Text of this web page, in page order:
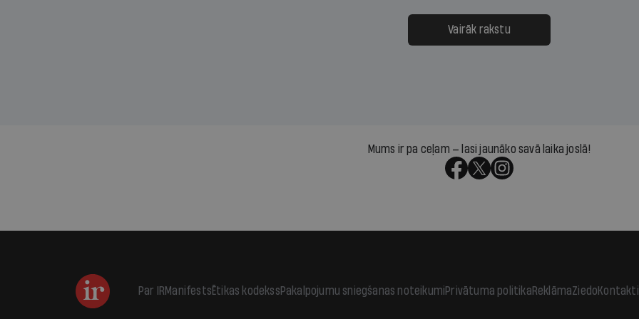
samaksāt augstos procentus,
kas jāpārskaita jau trīs dienas
pirms nākamās sapulces
uzcītīga darba, mammas
atbalsts un drosme
meteovērojumus arī tad,
Vairāk rakstu
Mums ir pa ceļam — lasi jaunāko savā laika joslā!
Par IRManifestsĒtikas kodekssPakalpojumu sniegšanas noteikumiPrivātuma politikaReklāmaZiedoKontakti